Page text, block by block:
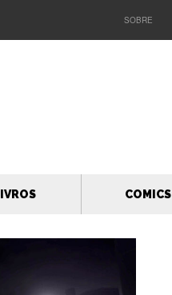
SOBRE
COMICS